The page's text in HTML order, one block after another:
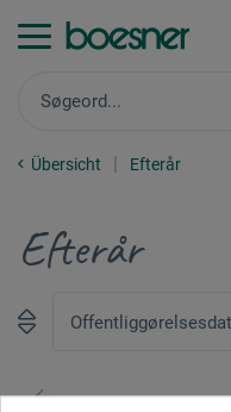
Übersicht Efterår
Efterår